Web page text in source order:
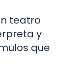
teatro
y
que